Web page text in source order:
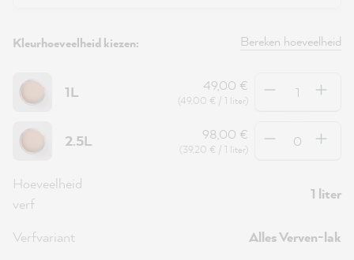
Kleurhoeveelheid kiezen: Bereken hoeveelheid
1L 49,00 €
(49,00 € / 1 liter)
Hoeveelheid
2.5L 98,00 €
(39,20 € / 1 liter)
Hoeveelheid
Hoeveelheid
verf
1 liter
Verfvariant
Alles Verven-lak